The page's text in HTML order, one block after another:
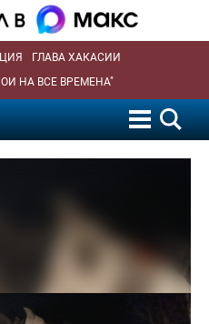
ГЛАВА ХАКАСИИ
НА ВСЕ ВРЕМЕНА"